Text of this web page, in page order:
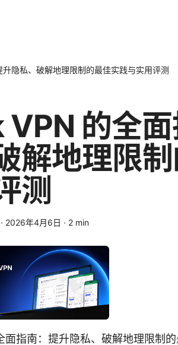
隐私、破解地理限制的最佳实践与实用评测
VPN 的全
解地理限
测
· 2026年4月6日 · 2 min
面指南：提升隐私、破解地理限制